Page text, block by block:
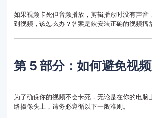
如果视频卡死但音频播放，剪辑播放时没有声音
到视频，该怎么办？答案是鈥安装正确的视频播
第 5 部分：如何避免视
为了确保你的视频不会卡死，无论是在你的电脑
络摄像头上，请务必遵循以下一般准则。